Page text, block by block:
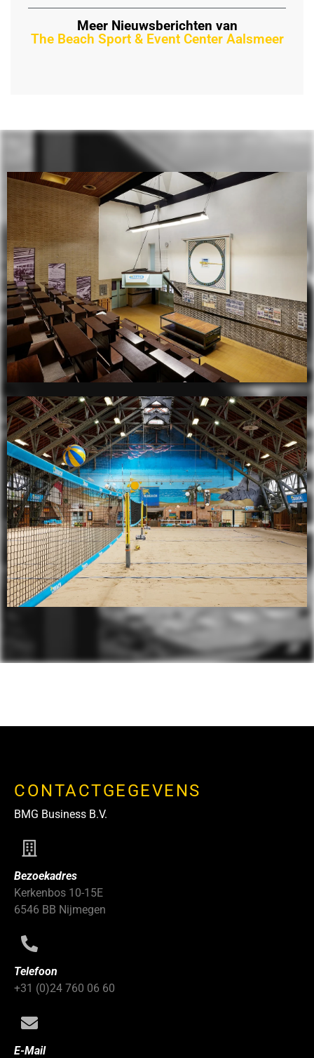
Meer Nieuwsberichten van
The Beach Sport & Event Center Aalsmeer
CONTACTGEGEVENS
BMG Business B.V.
Bezoekadres
Kerkenbos 10-15E
6546 BB Nijmegen
Telefoon
+31 (0)24 760 06 60
E-Mail